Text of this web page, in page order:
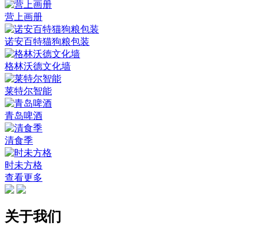
营上画册
诺安百特猫狗粮包装
格林沃德文化墙
莱特尔智能
青岛啤酒
清食季
时未方格
查看更多
关于我们